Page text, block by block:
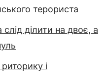
терориста
ділити на двоє, а
і